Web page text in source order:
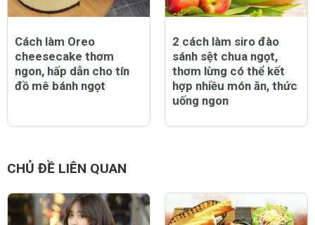
Cách làm Oreo
cheesecake thơm
ngon, hấp dẫn cho tín
đồ mê bánh ngọt
2 cách làm siro đào
sánh sệt chua ngọt,
thơm lừng có thể kết
hợp nhiều món ăn, thức
uống ngon
CHỦ ĐỀ LIÊN QUAN